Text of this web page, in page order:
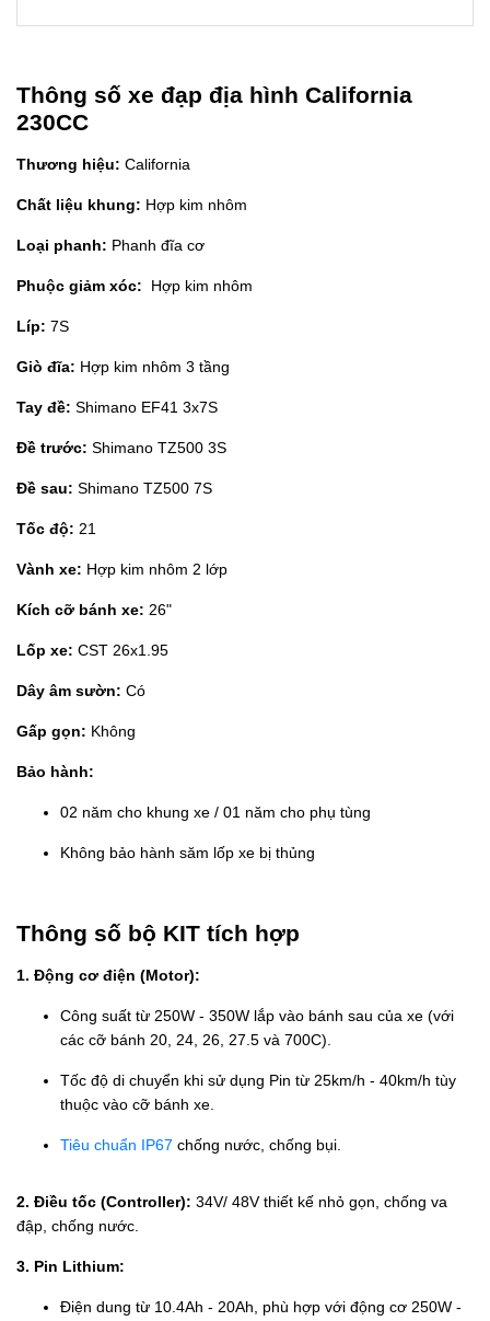
Thông số xe đạp địa hình California
230CC
Thương hiệu: California
Chất liệu khung: Hợp kim nhôm
Loại phanh: Phanh đĩa cơ
Phuộc giảm xóc: Hợp kim nhôm
Líp: 7S
Giò đĩa: Hợp kim nhôm 3 tầng
Tay đề: Shimano EF41 3x7S
Đề trước: Shimano TZ500 3S
Đề sau: Shimano TZ500 7S
Tốc độ: 21
Vành xe: Hợp kim nhôm 2 lớp
Kích cỡ bánh xe: 26"
Lốp xe: CST 26x1.95
Dây âm sườn: Có
Gấp gọn: Không
Bảo hành:
02 năm cho khung xe / 01 năm cho phụ tùng
Không bảo hành săm lốp xe bị thủng
Thông số bộ KIT tích hợp
1. Động cơ điện (Motor):
Công suất từ 250W - 350W lắp vào bánh sau của xe (với
các cỡ bánh 20, 24, 26, 27.5 và 700C).
Tốc độ di chuyển khi sử dụng Pin từ 25km/h - 40km/h tùy
thuộc vào cỡ bánh xe.
Tiêu chuẩn IP67 chống nước, chống bụi.
2. Điều tốc (Controller): 34V/ 48V thiết kế nhỏ gọn, chống va
đập, chống nước.
3. Pin Lithium:
Điện dung từ 10.4Ah - 20Ah, phù hợp với động cơ 250W -